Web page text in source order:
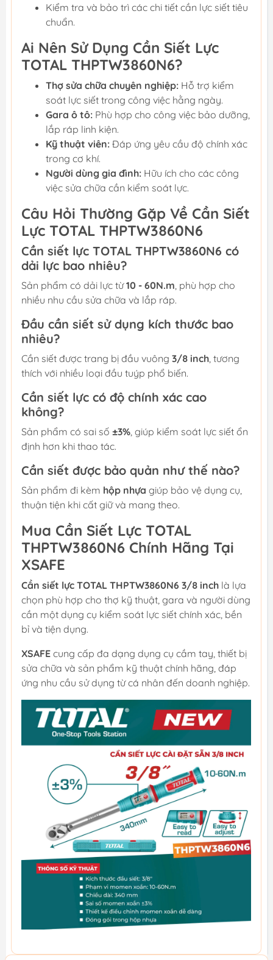
Kiểm tra và bảo trì các chi tiết cần lực siết tiêu
chuẩn.
Ai Nên Sử Dụng Cần Siết Lực
TOTAL THPTW3860N6?
Thợ sửa chữa chuyên nghiệp: Hỗ trợ kiểm
soát lực siết trong công việc hằng ngày.
Gara ô tô: Phù hợp cho công việc bảo dưỡng,
lắp ráp linh kiện.
Kỹ thuật viên: Đáp ứng yêu cầu độ chính xác
trong cơ khí.
Người dùng gia đình: Hữu ích cho các công
việc sửa chữa cần kiểm soát lực.
Câu Hỏi Thường Gặp Về Cần Siết
Lực TOTAL THPTW3860N6
Cần siết lực TOTAL THPTW3860N6 có
dải lực bao nhiêu?
Sản phẩm có dải lực từ10 - 60N.m , phù hợp cho
nhiều nhu cầu sửa chữa và lắp ráp.
Đầu cần siết sử dụng kích thước bao
nhiêu?
Cần siết được trang bị đầu vuông 3/8 inch , tương
thích với nhiều loại đầu tuýp phổ biến.
Cần siết lực có độ chính xác cao
không?
Sản phẩm có sai số ±3% , giúp kiểm soát lực siết ổn
định hơn khi thao tác.
Cần siết được bảo quản như thế nào?
Sản phẩm đi kèm hộp nhựa giúp bảo vệ dụng cụ,
thuận tiện khi cất giữ và mang theo.
Mua Cần Siết Lực TOTAL
THPTW3860N6 Chính Hãng Tại
XSAFE
Cần siết lực TOTAL THPTW3860N6 3/8 inch là lựa
chọn phù hợp cho thợ kỹ thuật, gara và người dùng
cần một dụng cụ kiểm soát lực siết chính xác, bền
bỉ và tiện dụng.
XSAFE cung cấp đa dạng dụng cụ cầm tay, thiết bị
sửa chữa và sản phẩm kỹ thuật chính hãng, đáp
ứng nhu cầu sử dụng từ cá nhân đến doanh nghiệp.